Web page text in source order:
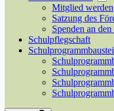
Mitglied werden
Satzung des
Spenden an
Schulpflegschaft